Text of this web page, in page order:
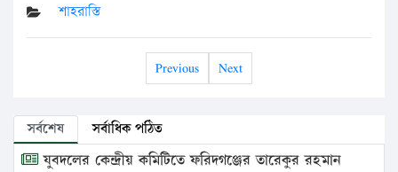
শাহরাস্তি
Previous Next
সর্বশেষ সর্বাধিক পঠিত
যুবদলের কেন্দ্রীয় কমিটিতে ফরিদগঞ্জের তারেকুর রহমান